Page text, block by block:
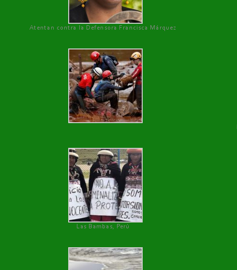
Atentan contra la Defensora Francisca Márquez
Las Bambas, Perú